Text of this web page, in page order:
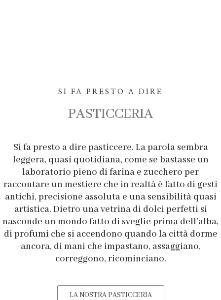
SI FA PRESTO A DIRE
PASTICCERIA
Si fa presto a dire pasticcere. La parola sembra
leggera, quasi quotidiana, come se bastasse un
laboratorio pieno di farina e zucchero per
raccontare un mestiere che in realtà è fatto di gesti
antichi, precisione assoluta e una sensibilità quasi
artistica. Dietro una vetrina di dolci perfetti si
nasconde un mondo fatto di sveglie prima dell’alba,
di profumi che si accendono quando la città dorme
ancora, di mani che impastano, assaggiano,
correggono, ricominciano.
LA NOSTRA PASTICCERIA